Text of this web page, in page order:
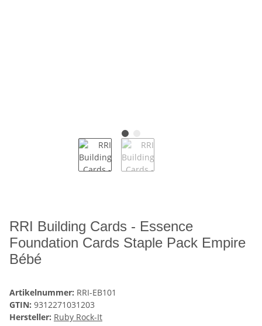
RRI Building Cards - Essence
Foundation Cards Staple Pack Empire
Bébé
Artikelnummer: RRI-EB101
GTIN: 9312271031203
Hersteller: Ruby Rock-It